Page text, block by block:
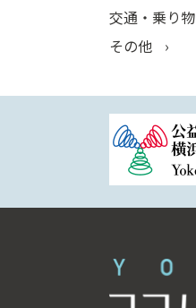
交通・乗り物
その他